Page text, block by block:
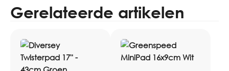
Gerelateerde artikelen